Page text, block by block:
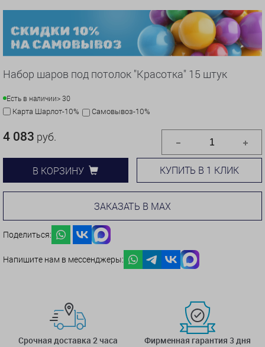
Набор шаров под потолок "Красотка" 15 штук
Есть в наличии> 30
Карта Шарлот-10% Самовывоз-10%
4 083 руб.
В КОРЗИНУ КУПИТЬ В 1 КЛИК
ЗАКАЗАТЬ В MAX
Поделиться:
Напишите нам в мессенджеры:
Срочная доставка 2 часа
Фирменная гарантия 3 дня